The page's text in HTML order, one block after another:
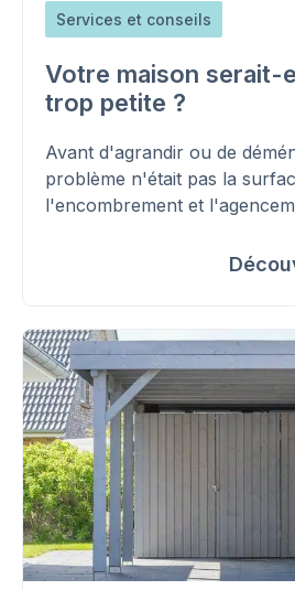
Services et conseils
Votre maison serait-
trop petite ?
Avant d'agrandir ou de
problème n'était pas la
l'encombrement et